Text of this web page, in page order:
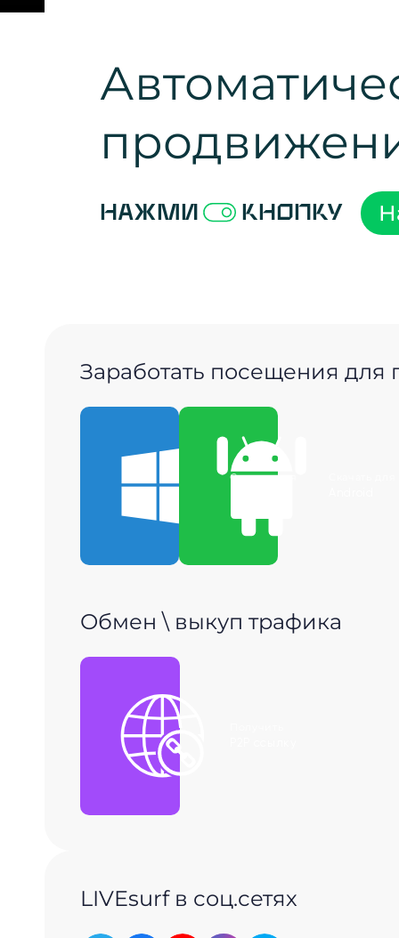
Нажми кнопку
Заработать посещения
Скачать для
Обмен \ выкуп трафика
LIVEsurf в соц.сетях